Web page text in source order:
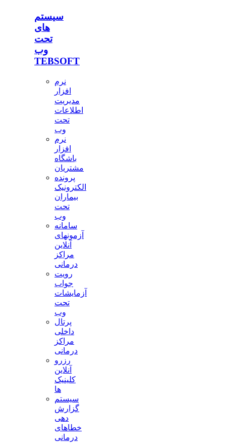
سیستم
های
تحت
وب
TEBSOFT
نرم
افزار
مدیریت
اطلاعات
تحت
وب
نرم
افزار
باشگاه
مشتریان
پرونده
الکترونیک
بیماران
تحت
وب
سامانه
آزمونهای
آنلاین
مراکز
درمانی
رویت
جواب
آزمایشات
تحت
وب
پرتال
داخلی
مراکز
درمانی
رزرو
آنلاین
کلینیک
ها
سیستم
گزارش
دهی
خطاهای
درمانی